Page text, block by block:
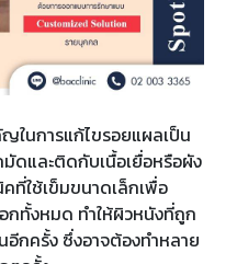
นการแก้ไขรอยแผลเป็น
ดและติดกับเนื้อเยื่อหรือผัง
ที่ใช้เข็มขนาดเล็กเพื่อ
อกทั้งหมด ทำให้ผิวหนังที่ถูก
กครั้ง ซึ่งอาจต้องทำหลาย